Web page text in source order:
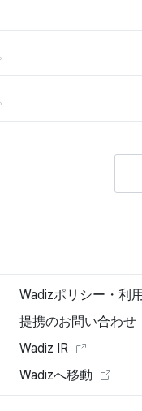
Wadizポリシー・利
提携のお問い合わせ
Wadiz IR
Wadizへ移動